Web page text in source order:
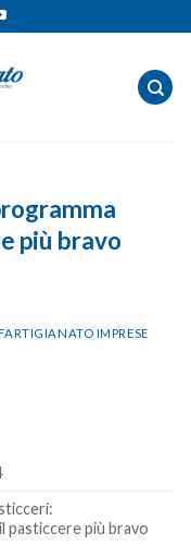
più bravo
IMPRESE
pasticcere più bravo